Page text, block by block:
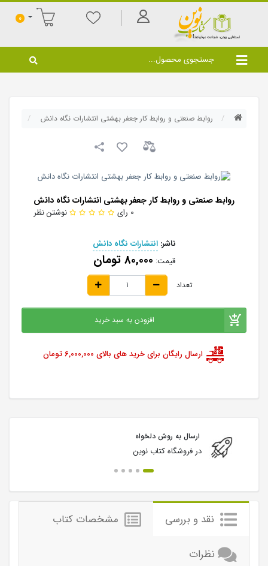
0
روابط صنعتی و روابط کار جعفر بهشتی انتشارات نگاه دانش
روابط صنعتی و روابط کار جعفر بهشتی انتشارات نگاه دانش
0 رای نوشتن نظر
ناشر:انتشارات نگاه دانش
قیمت: 80,000 تومان
تعداد
افزودن به سبد خرید
ارسال رایگان برای خرید های بالای 6,000,000 تومان
ارسال به روش دلخواه
در فروشگاه کتاب نوین
نقد و بررسی مشخصات کتاب
نظرات